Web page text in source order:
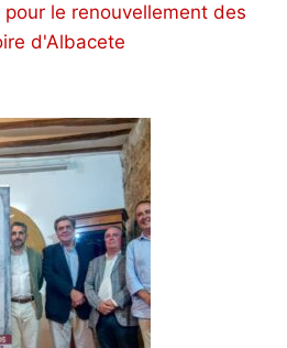
le renouvellement des
d'Albacete